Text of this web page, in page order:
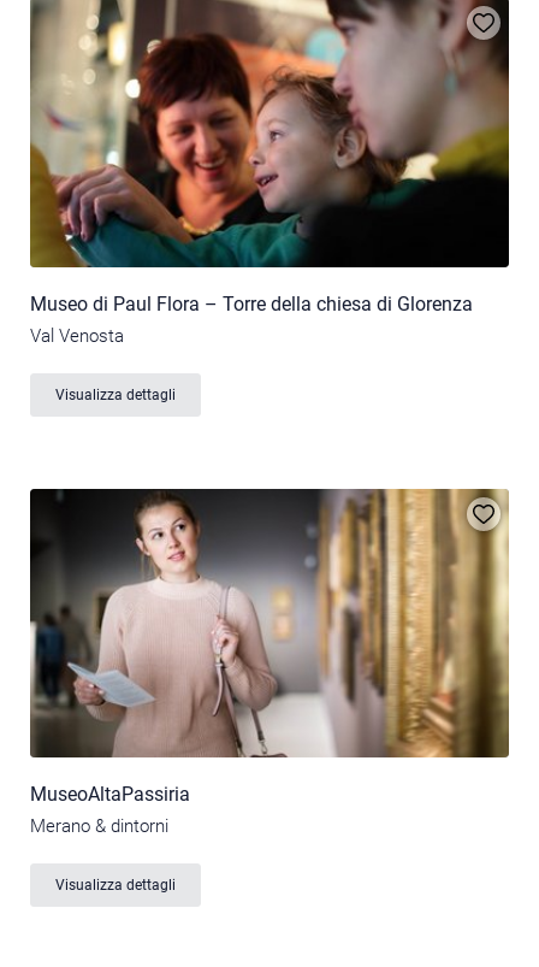
Museo di Paul Flora – Torre della chiesa di Glorenza
Val Venosta
Visualizza dettagli
MuseoAltaPassiria
Merano & dintorni
Visualizza dettagli